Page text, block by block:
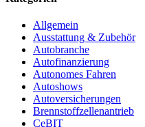
Allgemein
Ausstattung & Zubehör
Autobranche
Autofinanzierung
Autonomes Fahren
Autoshows
Autoversicherungen
Brennstoffzellenantrieb
CeBIT